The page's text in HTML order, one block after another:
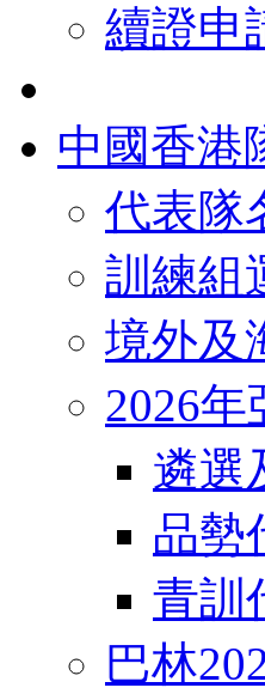
續證申
中國香港
代表隊
訓練組
境外及
2026年
遴選
品勢
青訓
巴林